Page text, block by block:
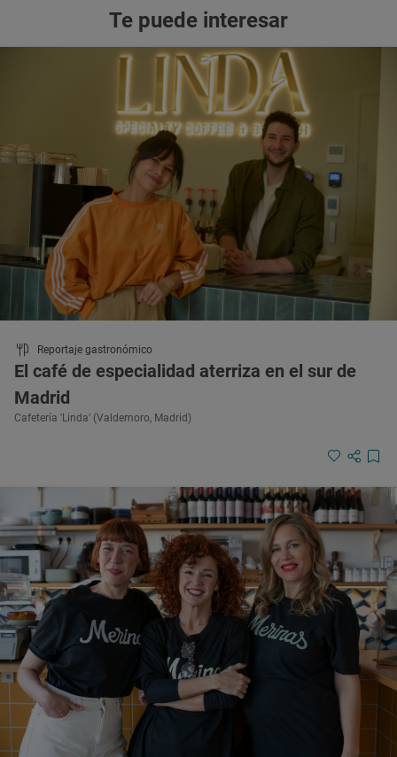
Te puede interesar
Reportaje gastronómico
El café de especialidad aterriza en el sur de
Madrid
Cafetería 'Linda' (Valdemoro, Madrid)